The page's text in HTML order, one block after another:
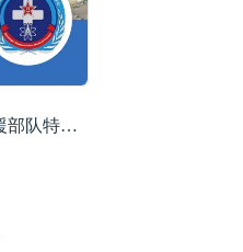
中国人民解放军战略支援部队特色医学中心--北京